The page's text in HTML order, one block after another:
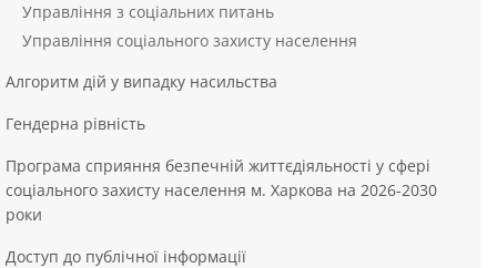
Управління з соціальних питань
Управління соціального захисту населення
Алгоритм дій у випадку насильства
Гендерна рівність
Програма сприяння безпечній життєдіяльності у сфері
соціального захисту населення м. Харкова на 2026-2030
роки
Доступ до публічної інформації